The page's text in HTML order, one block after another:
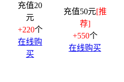
充值20
元
+220个
在线购
买
充值50元[推
荐]
+550个
在线购买